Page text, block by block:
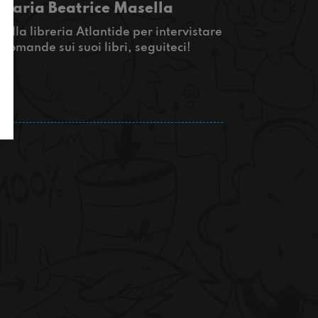
Beatrice Masella
alla libreria Atlantide per intervistare
sui suoi libri, seguiteci!